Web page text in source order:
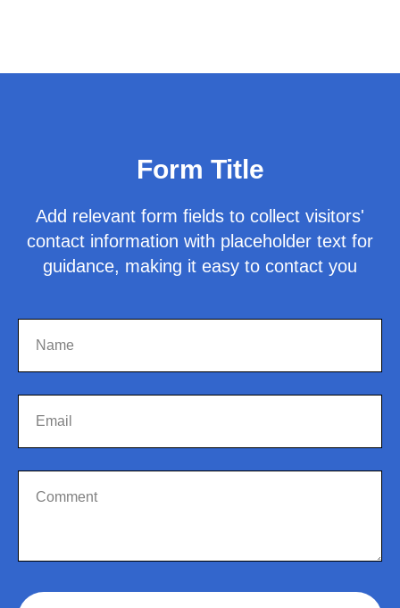
Form Title
Add relevant form fields to collect visitors'
contact information with placeholder text for
guidance, making it easy to contact you
Name
Email
Comment